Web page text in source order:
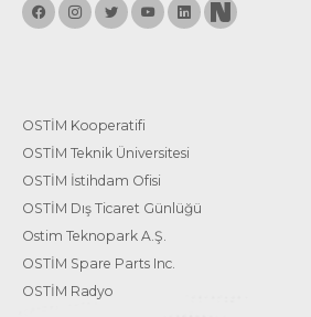
OSTİM Kooperatifi
OSTİM Teknik Üniversitesi
OSTİM İstihdam Ofisi
OSTİM Dış Ticaret Günlüğü
Ostim Teknopark A.Ş.
OSTİM Spare Parts Inc.
OSTİM Radyo